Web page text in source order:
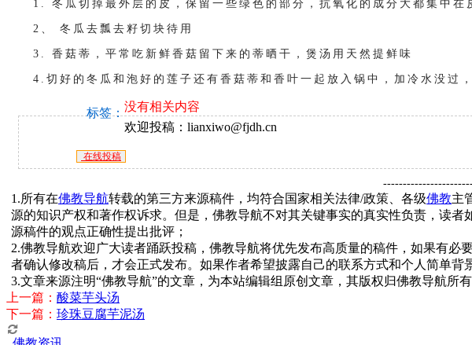
1. 冬瓜切掉最外层的皮，保留一些绿色的部分，抗氧化的成分大都集中在
2、 冬瓜去瓢去籽切块待用
3. 香菇蒂，平常吃新鲜香菇留下来的蒂晒干，煲汤用天然提鲜味
4.切好的冬瓜和泡好的莲子还有香菇蒂和香叶一起放入锅中，加冷水没过
标签：没有相关内容
欢迎投稿：lianxiwo@fjdh.cn
在线投稿
1.所有在佛教导航转载的第三方来源稿件，均符合国家相关法律/政策、各级佛教主
源的知识产权和著作权诉求。但是，佛教导航不对其关键事实的真实性负责，读
源稿件的观点正确性提出批评；
2.佛教导航欢迎广大读者踊跃投稿，佛教导航将优先发布高质量的稿件，如果有
者确认修改稿后，才会正式发布。如果作者希望披露自己的联系方式和个人简单背
3.文章来源注明“佛教导航”的文章，为本站编辑组原创文章，其版权归佛教导航所
上一篇： 酸菜芋头汤
下一篇： 珍珠豆腐芋泥汤